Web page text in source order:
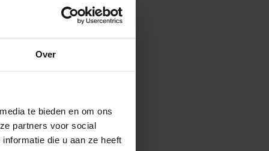
Over
te bieden en om ons
partners voor social
die u aan ze heeft
worden’.
en de
of cultuurkans